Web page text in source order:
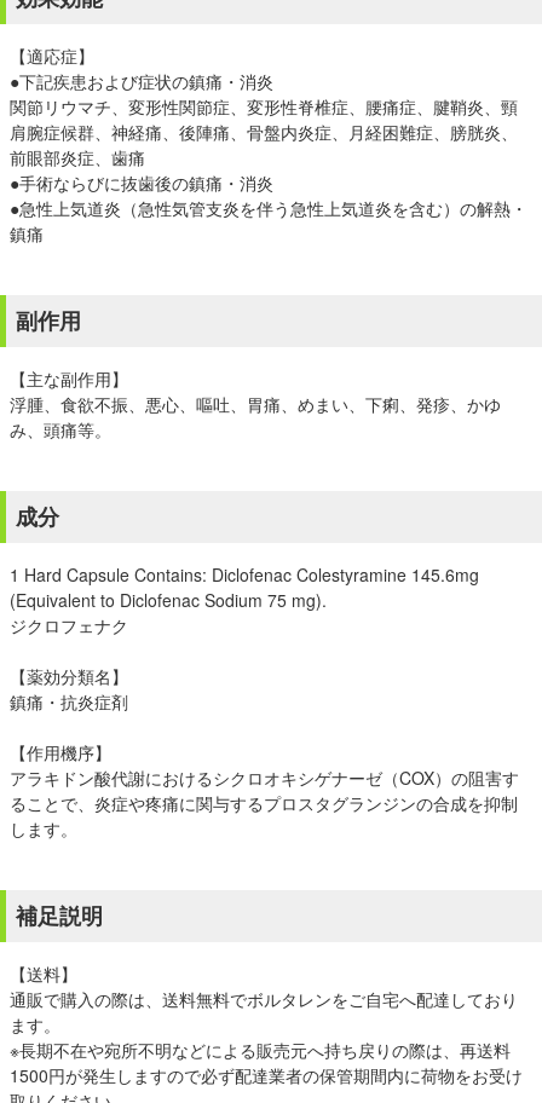
【適応症】
●下記疾患および症状の鎮痛・消炎
関節リウマチ、変形性関節症、変形性脊椎症、腰痛症、腱鞘炎、頸
肩腕症候群、神経痛、後陣痛、骨盤内炎症、月経困難症、膀胱炎、
前眼部炎症、歯痛
●手術ならびに抜歯後の鎮痛・消炎
●急性上気道炎（急性気管支炎を伴う急性上気道炎を含む）の解熱・
鎮痛
副作用
【主な副作用】
浮腫、食欲不振、悪心、嘔吐、胃痛、めまい、下痢、発疹、かゆ
み、頭痛等。
成分
1 Hard Capsule Contains: Diclofenac Colestyramine 145.6mg
(Equivalent to Diclofenac Sodium 75 mg).
ジクロフェナク
【薬効分類名】
鎮痛・抗炎症剤
【作用機序】
アラキドン酸代謝におけるシクロオキシゲナーゼ（COX）の阻害す
ることで、炎症や疼痛に関与するプロスタグランジンの合成を抑制
します。
補足説明
【送料】
通販で購入の際は、送料無料でボルタレンをご自宅へ配達しており
ます。
※長期不在や宛所不明などによる販売元へ持ち戻りの際は、再送料
1500円が発生しますので必ず配達業者の保管期間内に荷物をお受け